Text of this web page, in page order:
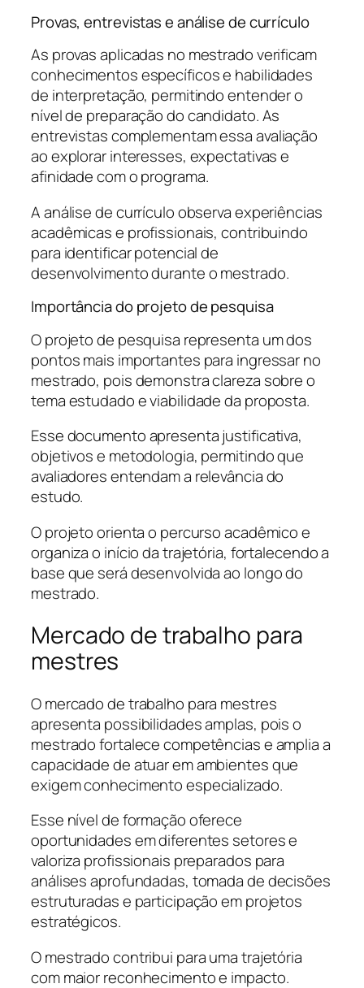
Provas, entrevistas e análise de currículo
As provas aplicadas no mestrado verificam
conhecimentos específicos e habilidades
de interpretação, permitindo entender o
nível de preparação do candidato. As
entrevistas complementam essa avaliação
ao explorar interesses, expectativas e
afinidade com o programa.
A análise de currículo observa experiências
acadêmicas e profissionais, contribuindo
para identificar potencial de
desenvolvimento durante o mestrado.
Importância do projeto de pesquisa
O projeto de pesquisa representa um dos
pontos mais importantes para ingressar no
mestrado, pois demonstra clareza sobre o
tema estudado e viabilidade da proposta.
Esse documento apresenta justificativa,
objetivos e metodologia, permitindo que
avaliadores entendam a relevância do
estudo.
O projeto orienta o percurso acadêmico e
organiza o início da trajetória, fortalecendo a
base que será desenvolvida ao longo do
mestrado.
Mercado de trabalho para
mestres
O mercado de trabalho para mestres
apresenta possibilidades amplas, pois o
mestrado fortalece competências e amplia a
capacidade de atuar em ambientes que
exigem conhecimento especializado.
Esse nível de formação oferece
oportunidades em diferentes setores e
valoriza profissionais preparados para
análises aprofundadas, tomada de decisões
estruturadas e participação em projetos
estratégicos.
O mestrado contribui para uma trajetória
com maior reconhecimento e impacto.